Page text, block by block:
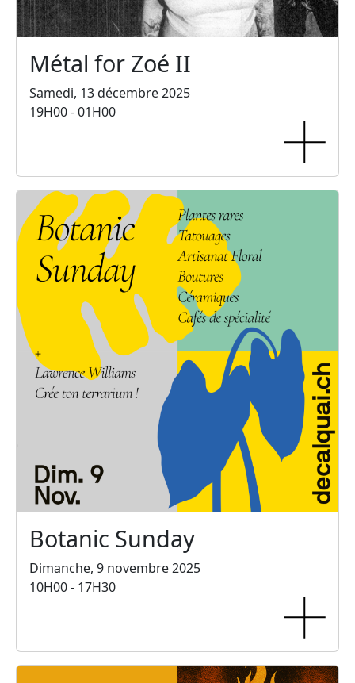
Métal for Zoé II
Samedi, 13 décembre 2025
19H00 - 01H00
Botanic Sunday
Dimanche, 9 novembre 2025
10H00 - 17H30